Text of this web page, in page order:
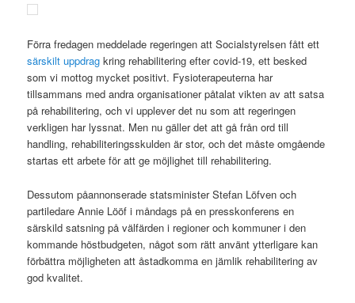
Förra fredagen meddelade regeringen att Socialstyrelsen fått ett
särskilt uppdrag kring rehabilitering efter covid-19, ett besked
som vi mottog mycket positivt. Fysioterapeuterna har
tillsammans med andra organisationer påtalat vikten av att satsa
på rehabilitering, och vi upplever det nu som att regeringen
verkligen har lyssnat. Men nu gäller det att gå från ord till
handling, rehabiliteringsskulden är stor, och det måste omgående
startas ett arbete för att ge möjlighet till rehabilitering.
Dessutom påannonserade statsminister Stefan Löfven och
partiledare Annie Lööf i måndags på en presskonferens en
särskild satsning på välfärden i regioner och kommuner i den
kommande höstbudgeten, något som rätt använt ytterligare kan
förbättra möjligheten att åstadkomma en jämlik rehabilitering av
god kvalitet.